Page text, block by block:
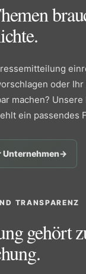
oder
machen?
ein passendes
→
TRANSPARENZ
gehört